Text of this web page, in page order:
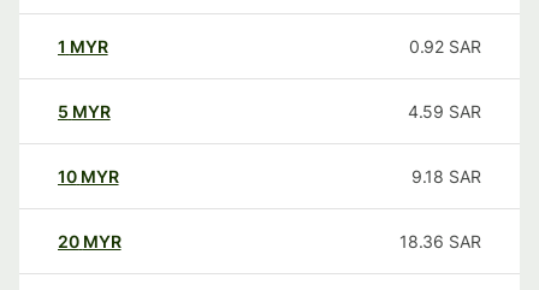
1 MYR 0.92 SAR
5 MYR 4.59 SAR
10 MYR 9.18 SAR
20 MYR 18.36 SAR